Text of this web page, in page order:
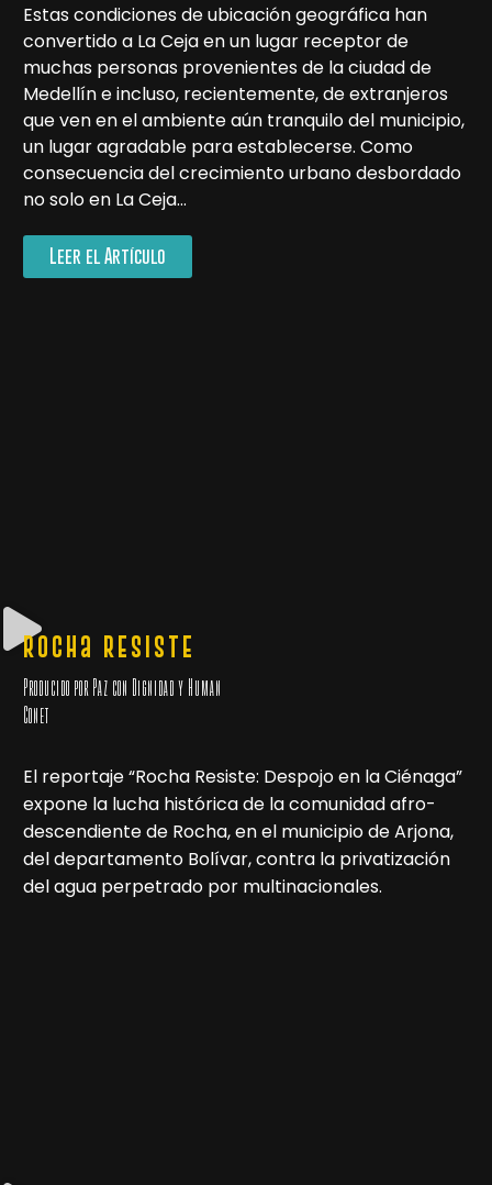
Estas condiciones de ubicación geográfica han
convertido a La Ceja en un lugar receptor de
muchas personas provenientes de la ciudad de
Medellín e incluso, recientemente, de extranjeros
que ven en el ambiente aún tranquilo del municipio,
un lugar agradable para establecerse. Como
consecuencia del crecimiento urbano desbordado
no solo en La Ceja…
Leer el Artículo
Rocha RESISTE
Producido por Paz con Dignidad y Human
Conet
El reportaje “Rocha Resiste: Despojo en la Ciénaga”
expone la lucha histórica de la comunidad afro-
descendiente de Rocha, en el municipio de Arjona,
del departamento Bolívar, contra la privatización
del agua perpetrado por multinacionales.